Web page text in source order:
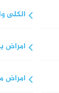
الكلى
امراض
امراض